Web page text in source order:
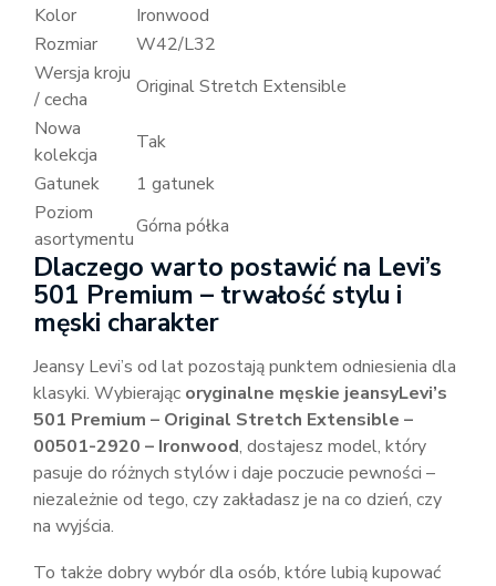
Kolor
Ironwood
Rozmiar
W42/L32
Wersja kroju
/ cecha
Original Stretch Extensible
Nowa
kolekcja
Tak
Gatunek
1 gatunek
Poziom
asortymentu
Górna półka
Dlaczego warto postawić na Levi’s
501 Premium – trwałość stylu i
męski charakter
Jeansy Levi’s od lat pozostają punktem odniesienia dla
klasyki. Wybierając oryginalne męskie jeansyLevi’s
501 Premium – Original Stretch Extensible –
00501-2920 – Ironwood, dostajesz model, który
pasuje do różnych stylów i daje poczucie pewności –
niezależnie od tego, czy zakładasz je na co dzień, czy
na wyjścia.
To także dobry wybór dla osób, które lubią kupować